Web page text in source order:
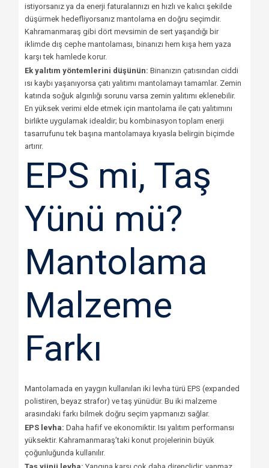
istiyorsanız ya da enerji faturalarınızı en hızlı ve kalıcı şekilde
düşürmek hedefliyorsanız mantolama en doğru seçimdir.
Kahramanmaraş gibi dört mevsimin de sert yaşandığı bir
iklimde dış cephe mantolaması, binanızı hem kışa hem yaza
karşı tek hamlede korur.
Ek yalıtım yöntemlerini düşünün: Binanızın çatısından ciddi
ısı kaybı yaşanıyorsa çatı yalıtımı mantolamayı tamamlar. Zemin
katında soğuk algınlığı sorunu varsa zemin yalıtımı eklenebilir.
En yüksek verimi elde etmek için mantolama ile çatı yalıtımını
birlikte uygulamak idealdir; bu kombinasyon toplam enerji
tasarrufunu tek başına mantolamaya kıyasla belirgin biçimde
artırır.
EPS mi, Taş
Yünü mü?
Mantolama
Malzeme
Farkı
Mantolamada en yaygın kullanılan iki levha türü EPS (expanded
polistiren, beyaz strafor) ve taş yünüdür. Bu iki malzeme
arasındaki farkı bilmek doğru seçim yapmanızı sağlar.
EPS levha: Daha hafif ve ekonomiktir. Isı yalıtım performansı
yüksektir. Kahramanmaraş’taki konut projelerinin büyük
çoğunluğunda kullanılır.